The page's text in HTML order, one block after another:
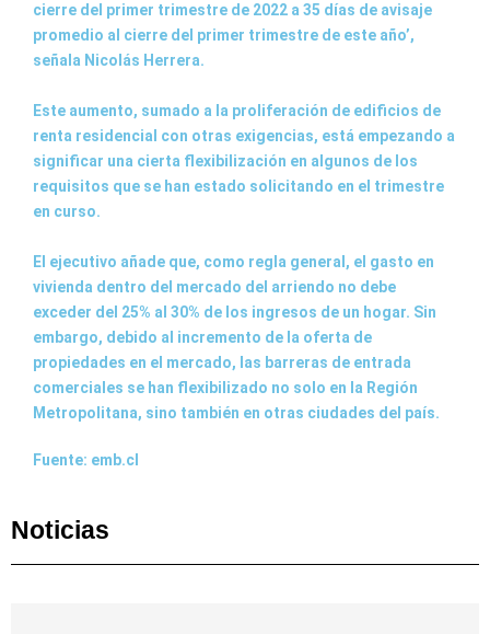
cierre del primer trimestre de 2022 a 35 días de avisaje
promedio al cierre del primer trimestre de este año’,
señala Nicolás Herrera.
Este aumento, sumado a la proliferación de edificios de
renta residencial con otras exigencias, está empezando a
significar una cierta flexibilización en algunos de los
requisitos que se han estado solicitando en el trimestre
en curso.
El ejecutivo añade que, como regla general, el gasto en
vivienda dentro del mercado del arriendo no debe
exceder del 25% al 30% de los ingresos de un hogar. Sin
embargo, debido al incremento de la oferta de
propiedades en el mercado, las barreras de entrada
comerciales se han flexibilizado no solo en la Región
Metropolitana, sino también en otras ciudades del país.
Fuente: emb.cl
Noticias